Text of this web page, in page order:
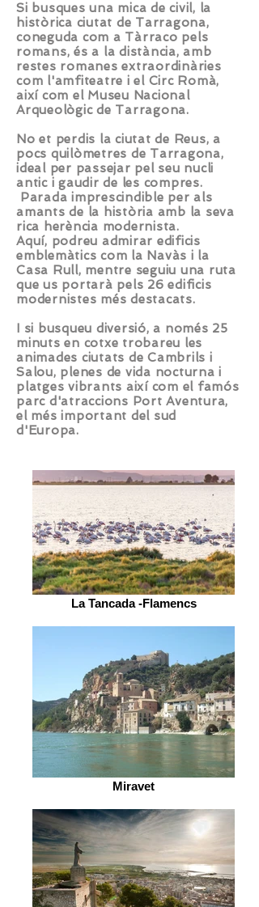
Si busques una mica de civil, la
històrica ciutat de Tarragona,
coneguda com a Tàrraco pels
romans, és a la distància, amb
restes romanes extraordinàries
com l'amfiteatre i el Circ Romà,
així com el Museu Nacional
Arqueològic de Tarragona.
No et perdis la ciutat de Reus, a
pocs quilòmetres de Tarragona,
ideal per passejar pel seu nucli
antic i gaudir de les compres.
Parada imprescindible per als
amants de la història amb la seva
rica herència modernista.
Aquí, podreu admirar edificis
emblemàtics com la Navàs i la
Casa Rull, mentre seguiu una ruta
que us portarà pels 26 edificis
modernistes més destacats. ​
I si busqueu diversió, a només 25
minuts en cotxe trobareu les
animades ciutats de Cambrils i
Salou, plenes de vida nocturna i
platges vibrants així com el famós
parc d'atraccions Port Aventura,
el més important del sud
d'Europa.
La Tancada -Flamencs
Miravet